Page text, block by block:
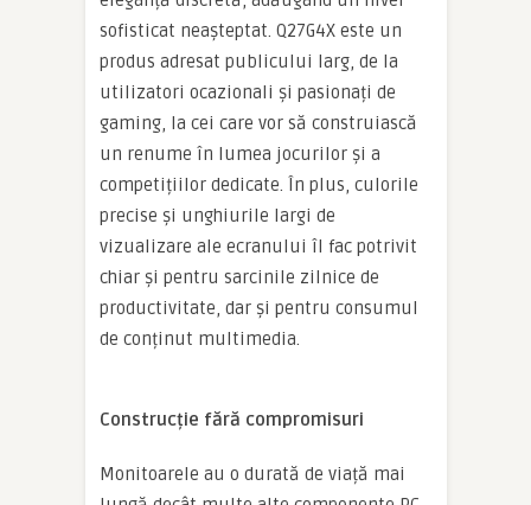
sofisticat neașteptat. Q27G4X este un
produs adresat publicului larg, de la
utilizatori ocazionali și pasionați de
gaming, la cei care vor să construiască
un renume în lumea jocurilor și a
competițiilor dedicate. În plus, culorile
precise și unghiurile largi de
vizualizare ale ecranului îl fac potrivit
chiar și pentru sarcinile zilnice de
productivitate, dar și pentru consumul
de conținut multimedia.
Construcție fără compromisuri
Monitoarele au o durată de viață mai